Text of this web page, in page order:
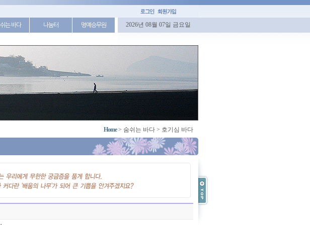
는 바다 나눔터 명예승무원 2026년 08월 07일 금요일
Home> 숨쉬는 바다 > 호기심 바다